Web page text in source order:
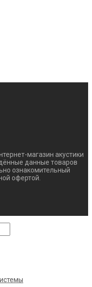
магазин акустики
данные товаров
ознакомительный
офертой.